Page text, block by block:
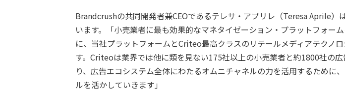
Brandcrushの共同開発者兼CEOであるテレサ・アプリレ（Teresa Aprile）
います。「小売業者に最も効果的なマネタイゼーション・プラットフォー
に、当社プラットフォームとCriteo最高クラスのリテールメディアテクノ
す。Criteoは業界では他に類を見ない175社以上の小売業者と約1800社の
り、広告エコシステム全体にわたるオムニチャネルの力を活用するために
ルを活かしていきます」